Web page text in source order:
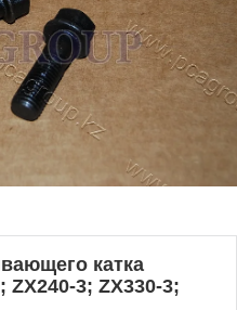
катка
ZX240-3; ZX330-3;